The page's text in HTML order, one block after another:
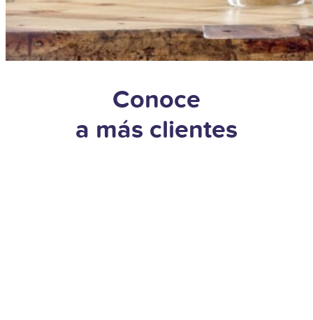
Conoce
a más clientes